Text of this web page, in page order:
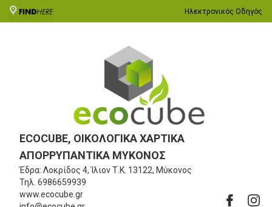
Ηλεκτρονικός Οδηγός
ECOCUBE, ΟΙΚΟΛΟΓΙΚΑ ΧΑΡΤΙΚΑ
ΑΠΟΡΡΥΠΑΝΤΙΚΑ ΜΥΚΟΝΟΣ
Έδρα: Λοκρίδος 4, ΊλιονΤ.Κ. 13122, Μύκονος
Τηλ. 6986659939
www.ecocube.gr